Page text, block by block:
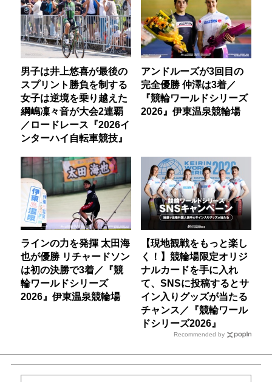
男子は井上悠喜が最後の
スプリント勝負を制する
女子は逆境を乗り越えた
綱嶋凜々音が大会2連覇
／ロードレース『2026イ
ンターハイ自転車競技』
アンドルーズが3回目の
完全優勝 仲澤は3着／
『競輪ワールドシリーズ
2026』伊東温泉競輪場
ラインの力を発揮 太田海
也が優勝 リチャードソン
は初の決勝で3着／『競
輪ワールドシリーズ
2026』伊東温泉競輪場
【現地観戦をもっと楽し
く！】競輪場限定オリジ
ナルカードを手に入れ
て、SNSに投稿するとサ
イン入りグッズが当たる
チャンス／『競輪ワール
ドシリーズ2026』
Recommended by